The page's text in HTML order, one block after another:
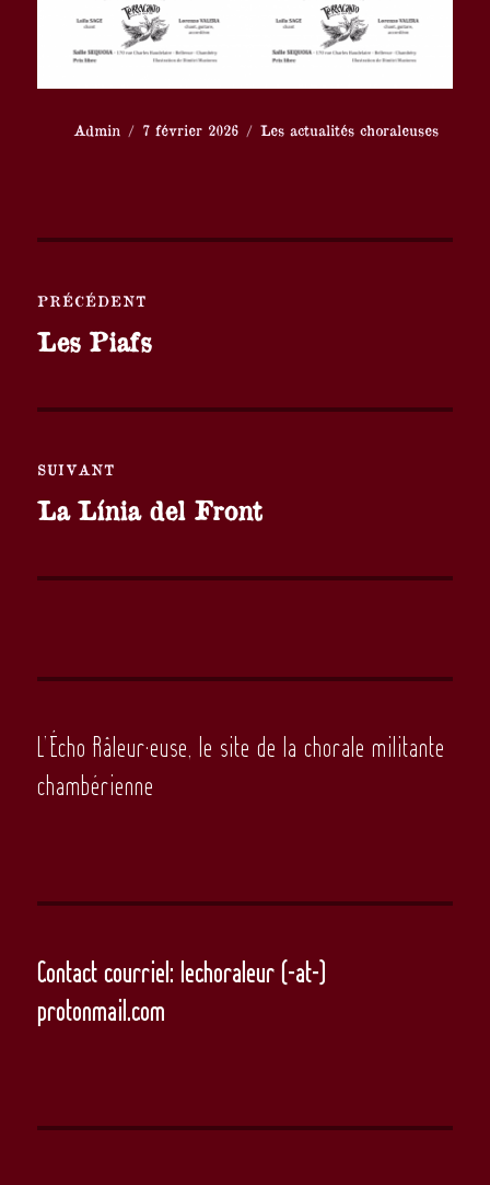
Auteur
Admin
Publié
7 février 2026 Catégories
Les actualités choraleuses
de
PRÉCÉDENT
Publication
Les Piafs
SUIVANT
Publication
La Línia del Front
L’Écho Râleur·euse, le site de la chorale militante
chambérienne
Contact courriel: lechoraleur (-at-)
protonmail.com